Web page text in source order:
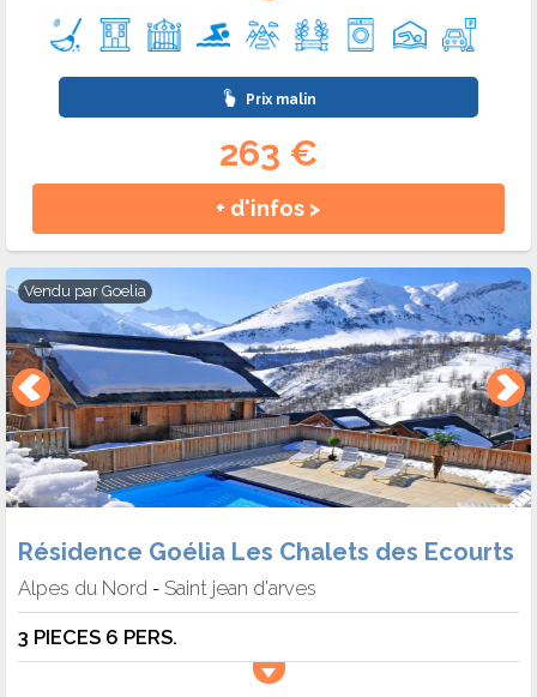
Prix malin
263 €
+ d'infos >
Vendu par Goelia
Résidence Goélia Les Chalets des Ecourts
Alpes du Nord - Saint jean d'arves
3 PIECES 6 PERS.